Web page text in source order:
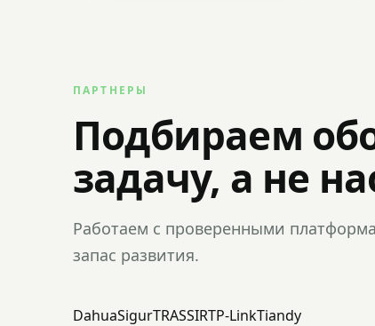
ПАРТНЕРЫ
Подбираем
задачу, а не
Работаем с проверенными
запас развития.
DahuaSigurTRASSIRTP-LinkTiandy